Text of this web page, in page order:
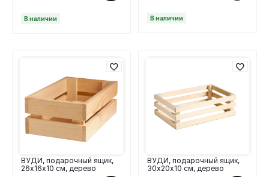
В наличии В наличии
ВУДИ, подарочный ящик,
26х16х10 см, дерево
ВУДИ, подарочный ящик,
30х20х10 см, дерево